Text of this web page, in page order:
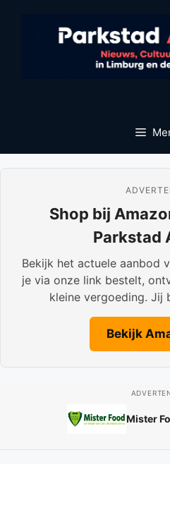
Shop bij
Parkstad
Bekijk het actuele aanbod
je via onze link bestelt,
kleine vergoeding. Jij
Bekijk
Fotografie